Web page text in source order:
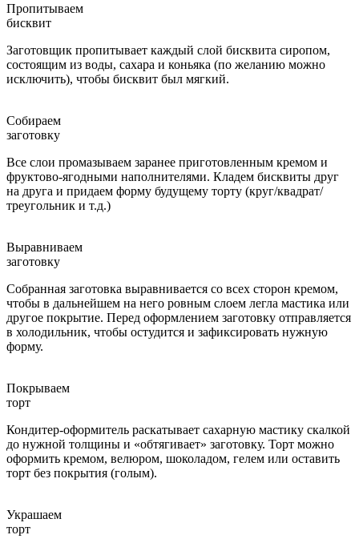
Пропитываем
бисквит
Заготовщик пропитывает каждый слой бисквита сиропом,
состоящим из воды, сахара и коньяка (по желанию можно
исключить), чтобы бисквит был мягкий.
Собираем
заготовку
Все слои промазываем заранее приготовленным кремом и
фруктово-ягодными наполнителями. Кладем бисквиты друг
на друга и придаем форму будущему торту (круг/квадрат/
треугольник и т.д.)
Выравниваем
заготовку
Собранная заготовка выравнивается со всех сторон кремом,
чтобы в дальнейшем на него ровным слоем легла мастика или
другое покрытие. Перед оформлением заготовку отправляется
в холодильник, чтобы остудится и зафиксировать нужную
форму.
Покрываем
торт
Кондитер-оформитель раскатывает сахарную мастику скалкой
до нужной толщины и «обтягивает» заготовку. Торт можно
оформить кремом, велюром, шоколадом, гелем или оставить
торт без покрытия (голым).
Украшаем
торт